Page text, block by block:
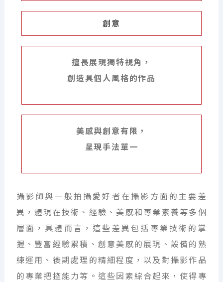
創意
擅長展現獨特視角，
創造具個人風格的作品
美感與創意有限，
呈現手法單一
攝影師與一般拍攝愛好者在攝影方面的主要差
異，體現在技術、經驗、美感和專業素養等多個
層面，具體而言，這些差異包括專業技術的掌
握、豐富經驗累積、創意美感的展現、設備的熟
練運用、後期處理的精細程度，以及對攝影作品
的專業把控能力等。這些因素綜合起來，使得專